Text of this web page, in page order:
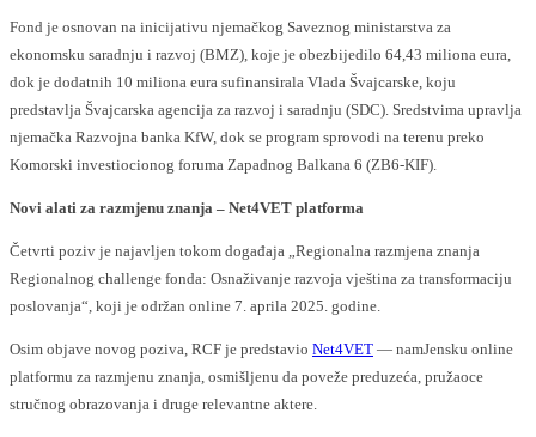
Fond je osnovan na inicijativu njemačkog Saveznog ministarstva za
ekonomsku saradnju i razvoj (BMZ), koje je obezbijedilo 64,43 miliona eura,
dok je dodatnih 10 miliona eura sufinansirala Vlada Švajcarske, koju
predstavlja Švajcarska agencija za razvoj i saradnju (SDC). Sredstvima upravlja
njemačka Razvojna banka KfW, dok se program sprovodi na terenu preko
Komorski investiocionog foruma Zapadnog Balkana 6 (ZB6-KIF).
Novi alati za razmjenu znanja – Net4VET platforma
Četvrti poziv je najavljen tokom događaja „Regionalna razmjena znanja
Regionalnog challenge fonda: Osnaživanje razvoja vještina za transformaciju
poslovanja“, koji je održan online 7. aprila 2025. godine.
Osim objave novog poziva, RCF je predstavio Net4VET — namJensku online
platformu za razmjenu znanja, osmišljenu da poveže preduzeća, pružaoce
stručnog obrazovanja i druge relevantne aktere.